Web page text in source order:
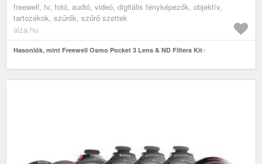
freewell, tv, fotó, audió, videó, digitális fényképezők, objektív,
tartozékok, szűrők, szűrő szettek
alza.hu
Hasonlók, mint Freewell Osmo Pocket 3 Lens & ND Filters Kit